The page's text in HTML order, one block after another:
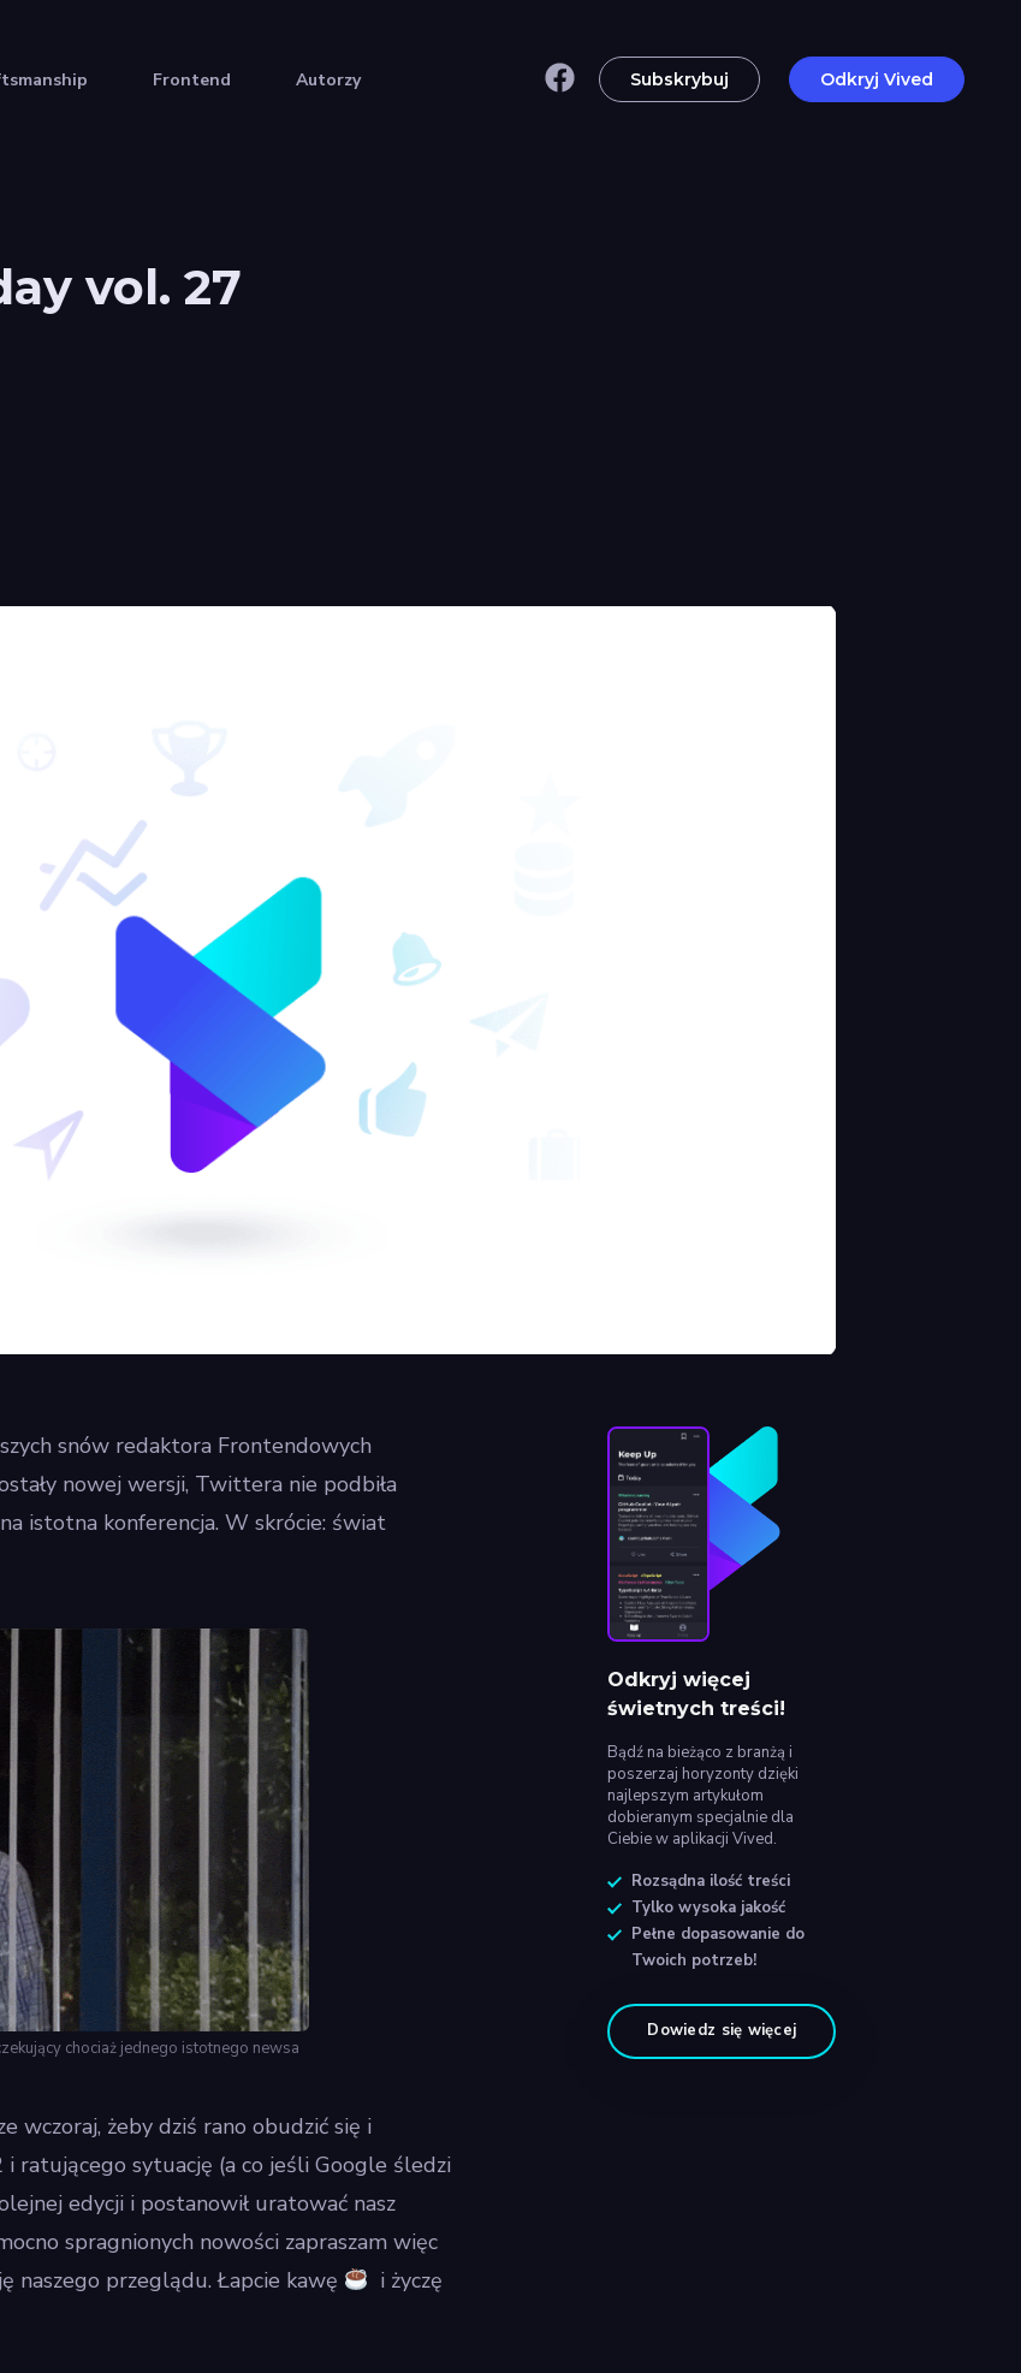
Frontend Autorzy Subskrybuj Odkryj Vived
vol. 27
snów redaktora Frontendowych
nowej wersji, Twittera nie podbiła
istotna konferencja. W skrócie: świat
chociaż jednego istotnego newsa
wczoraj, żeby dziś rano obudzić się i
ratującego sytuację (a co jeśli Google śledzi
edycji i postanowił uratować nasz
spragnionych nowości zapraszam więc
naszego przeglądu. Łapcie kawę
i życzę
Odkryj więcej
świetnych treści!
Bądź na bieżąco z branżą i
poszerzaj horyzonty dzięki
najlepszym artykułom
dobieranym specjalnie dla
Ciebie w aplikacji Vived.
Rozsądna ilość treści
Tylko wysoka jakość
Pełne dopasowanie do
Twoich potrzeb!
Dowiedz się więcej